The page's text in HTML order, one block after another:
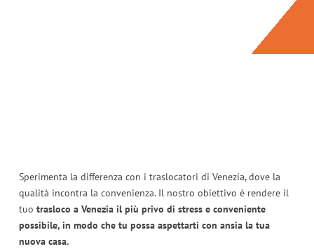
Sperimenta la differenza con i traslocatori di Venezia, dove la
qualità incontra la convenienza. Il nostro obiettivo è rendere il
tuo trasloco a Venezia il più privo di stress e conveniente
possibile, in modo che tu possa aspettarti con ansia la tua
nuova casa.